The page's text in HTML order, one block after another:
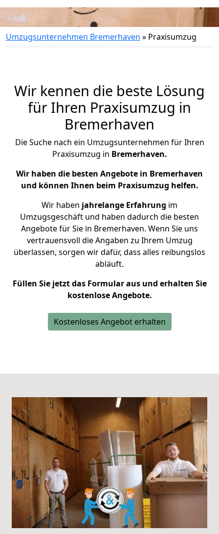
Umzugsunternehmen Bremerhaven » Praxisumzug
Wir kennen die beste Lösung
für Ihren Praxisumzug in
Bremerhaven
Die Suche nach ein Umzugsunternehmen für Ihren
Praxisumzug in Bremerhaven.
Wir haben die besten Angebote in Bremerhaven
und können Ihnen beim Praxisumzug helfen.
Wir haben jahrelange Erfahrung im
Umzugsgeschäft und haben dadurch die besten
Angebote für Sie in Bremerhaven. Wenn Sie uns
vertrauensvoll die Angaben zu Ihrem Umzug
überlassen, sorgen wir dafür, dass alles reibungslos
abläuft.
Füllen Sie jetzt das Formular aus und erhalten Sie
kostenlose Angebote.
Kostenloses Angebot erhalten